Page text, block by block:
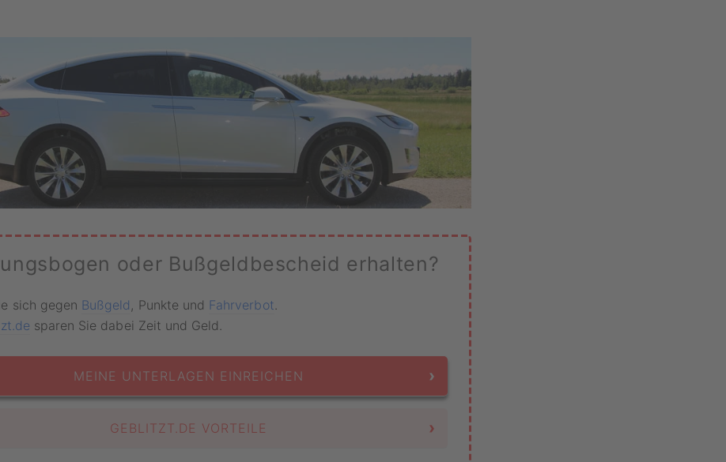
oder Bußgeldbescheid erhalten?
sich gegen Bußgeld , Punkte und Fahrverbot
sparen Sie dabei Zeit und Geld.
MEINE UNTERLAGEN EINREICHEN ›
GEBLITZT.DE VORTEILE ›